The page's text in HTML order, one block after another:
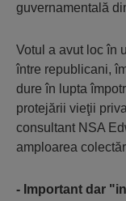
guvernamentală
Votul a avut loc în
între republicani,
dure în lupta
protejării vieţii
consultant NSA
amploarea
- Important dar